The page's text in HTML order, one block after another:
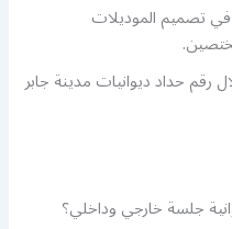
تصميم الموديلات
رقم حداد ديوانيات مدينة جابر
جلسة خارجي وداخلي؟